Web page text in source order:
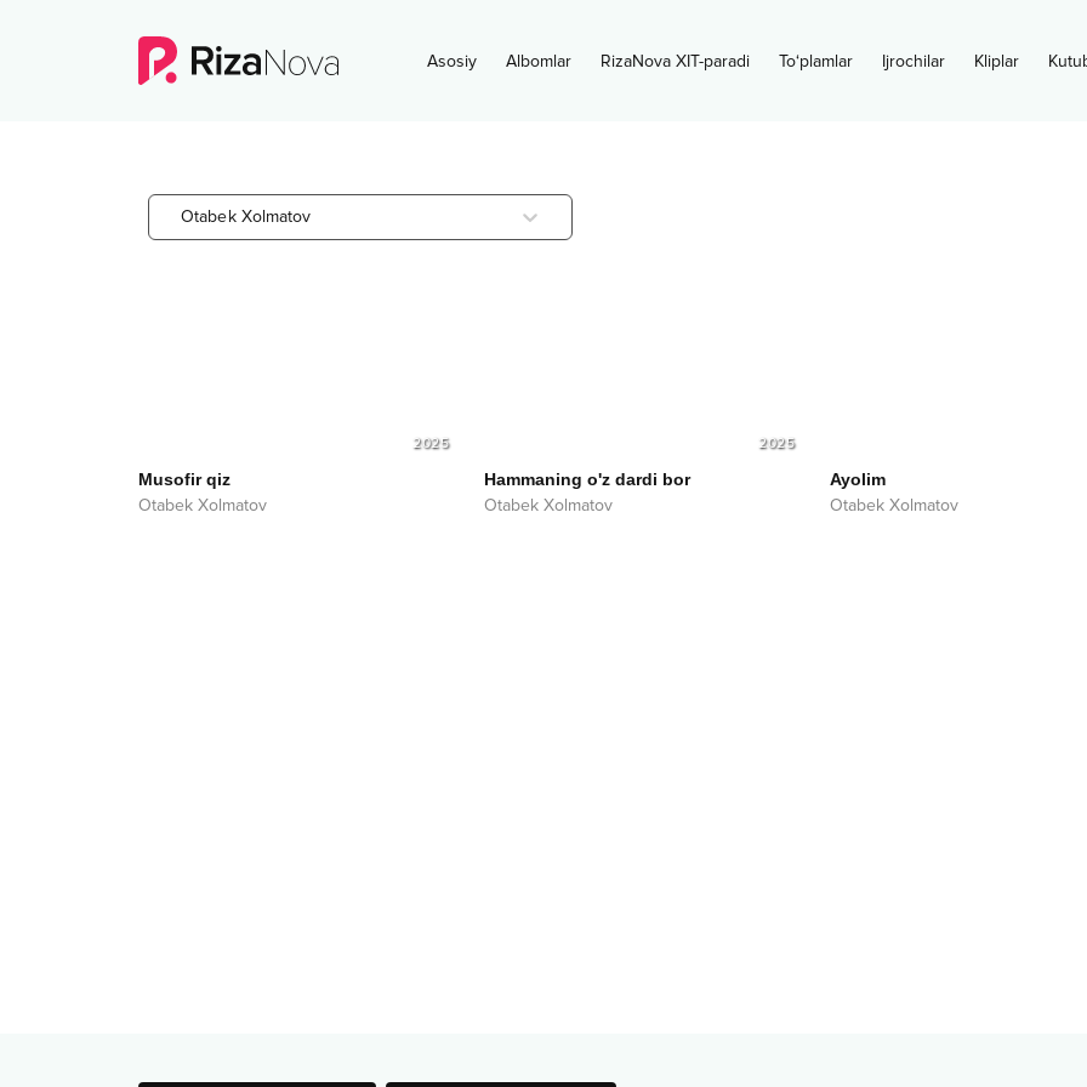
Asosiy Albomlar RizaNova XIT-paradi To‘plamlar Ijrochilar Kliplar
Otabek Xolmatov
2025
Musofir qiz
Otabek Xolmatov
2025
Hammaning o'z dardi bor
Otabek Xolmatov
Ayolim
Otabek Xolmatov